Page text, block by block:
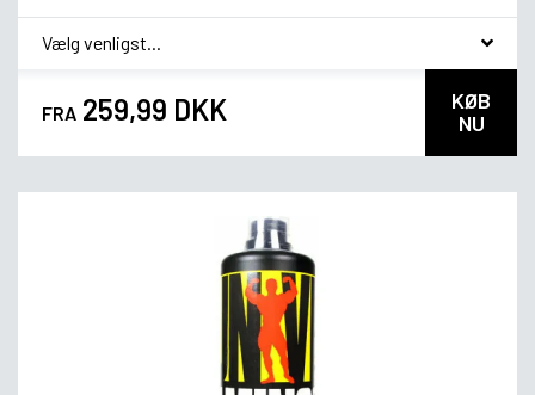
* Smagsvariant
FRA 259,99 DKK
KØB
NU